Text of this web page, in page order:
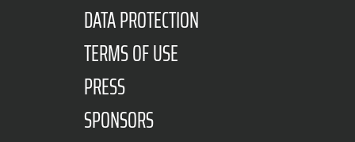
DATA PROTECTION
TERMS OF USE
PRESS
SPONSORS